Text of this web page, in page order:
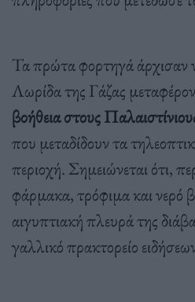
Τα πρώτα φορτηγά άρχισαν
Λωρίδα της Γάζας
βοήθεια στους
που μεταδίδουν τα
περιοχή. Σημειώνεται ότι,
φάρμακα, τρόφιμα και νερό
αιγυπτιακή πλευρά της
γαλλικό πρακτορείο